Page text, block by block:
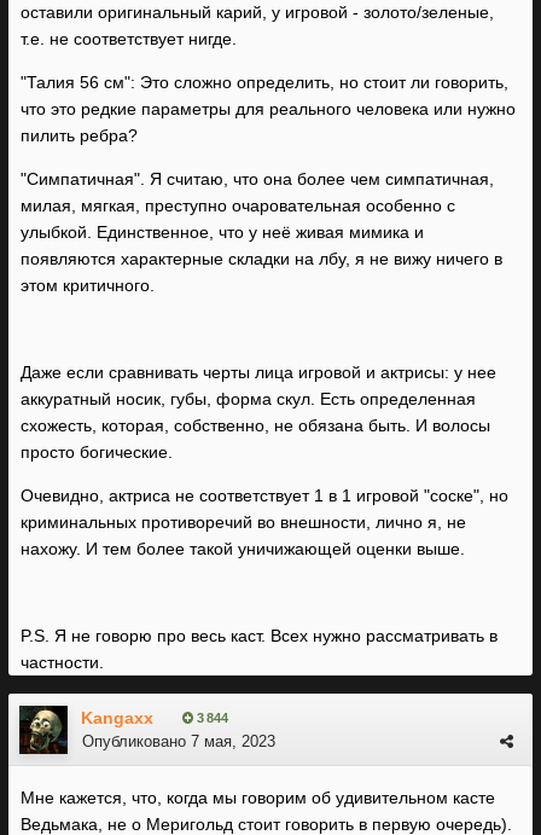
оставили оригинальный карий, у игровой - золото/зеленые,
т.е. не соответствует нигде.
"Талия 56 см": Это сложно определить, но стоит ли говорить,
что это редкие параметры для реального человека или нужно
пилить ребра?
"Симпатичная". Я считаю, что она более чем симпатичная,
милая, мягкая, преступно очаровательная особенно с
улыбкой. Единственное, что у неё живая мимика и
появляются характерные складки на лбу, я не вижу ничего в
этом критичного.
Даже если сравнивать черты лица игровой и актрисы: у нее
аккуратный носик, губы, форма скул. Есть определенная
схожесть, которая, собственно, не обязана быть. И волосы
просто богические.
Очевидно, актриса не соответствует 1 в 1 игровой "соске", но
криминальных противоречий во внешности, лично я, не
нахожу. И тем более такой уничижающей оценки выше.
P.S. Я не говорю про весь каст. Всех нужно рассматривать в
частности.
Kangaxx 3 844
Опубликовано 7 мая, 2023
Мне кажется, что, когда мы говорим об удивительном касте
Ведьмака, не о Меригольд стоит говорить в первую очередь).